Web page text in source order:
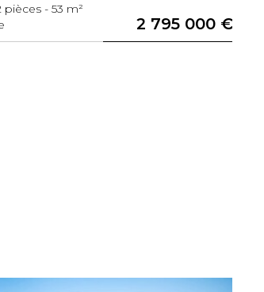
- 53 m²
2 795 000 €